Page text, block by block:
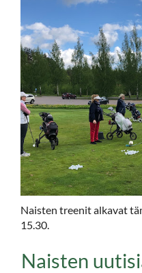
Naisten treenit alkavat
15.30.
Naisten